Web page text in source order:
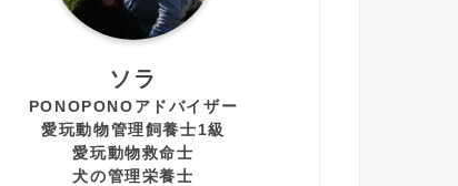
ソラ
PONOPONOアドバイザー
愛玩動物管理飼養士1級
愛玩動物救命士
犬の管理栄養士